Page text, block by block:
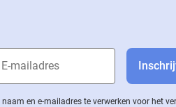
en e-mailadres te verwerken voor het